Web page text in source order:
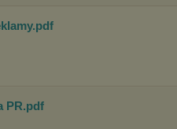
.pdf
PR.pdf